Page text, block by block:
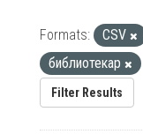
Formats: CSV
библиотекар
Filter Results